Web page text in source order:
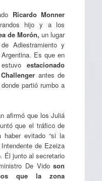
Ricardo Monner
hijo y a los
de Morón, un lugar
Adiestramiento y
Es que en
estuvoestacionado
antes de
partió rumbo a
afirmó que los Juliá
que el tráfico de
evitado “si la
de Ezeiza
Él junto al secretario
De Vidoson
que la zona